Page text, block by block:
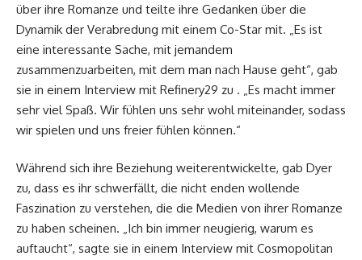
über ihre Romanze und teilte ihre Gedanken über die
Dynamik der Verabredung mit einem Co-Star mit. „Es ist
eine interessante Sache, mit jemandem
zusammenzuarbeiten, mit dem man nach Hause geht“, gab
sie in einem Interview mit Refinery29 zu . „Es macht immer
sehr viel Spaß. Wir fühlen uns sehr wohl miteinander, sodass
wir spielen und uns freier fühlen können.“
Während sich ihre Beziehung weiterentwickelte, gab Dyer
zu, dass es ihr schwerfällt, die nicht enden wollende
Faszination zu verstehen, die die Medien von ihrer Romanze
zu haben scheinen. „Ich bin immer neugierig, warum es
auftaucht“, sagte sie in einem Interview mit Cosmopolitan